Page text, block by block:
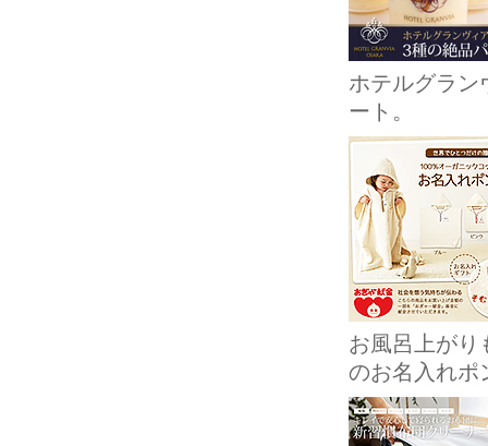
ホテルグラン
ート。
お風呂上がり
のお名入れポ